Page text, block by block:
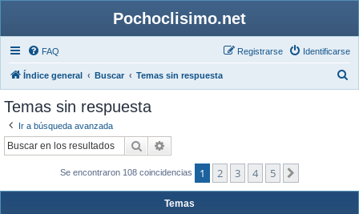
Pochoclisimo.net
FAQ Identificarse
Registrarse
Índice general Buscar Temas sin respuesta
Temas sin respuesta
Ir a búsqueda avanzada
Buscar
Se encontraron 108 coincidencias 1 2 3 4 5
Temas